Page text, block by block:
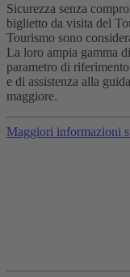
Sicurezza senza
biglietto da visita del
Tourismo sono
La loro ampia gamma
parametro di
e di assistenza alla
maggiore.
Maggiori informazioni